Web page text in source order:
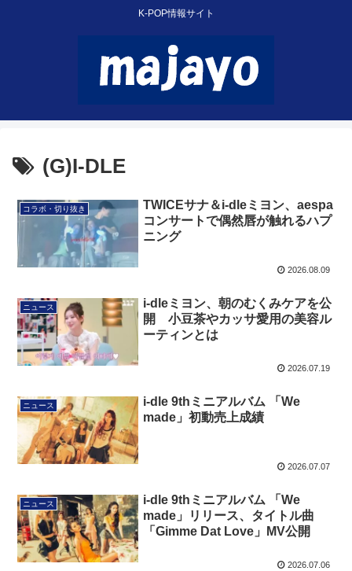
K-POP情報サイト
(G)I-DLE
コラボ・切り抜き
TWICEサナ＆i-dleミヨン、aespa
コンサートで偶然唇が触れるハプ
ニング
2026.08.09
ニュース
i-dleミヨン、朝のむくみケアを公
開 小豆茶やカッサ愛用の美容ル
ーティンとは
2026.07.19
ニュース
i-dle 9thミニアルバム 「We
made」初動売上成績
2026.07.07
ニュース
i-dle 9thミニアルバム 「We
made」リリース、タイトル曲
「Gimme Dat Love」MV公開
2026.07.06